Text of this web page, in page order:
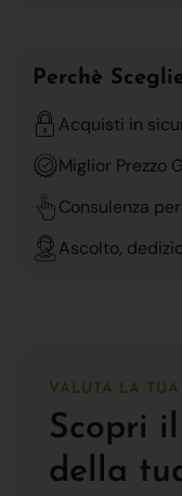
Perchè
Acquisti in
Miglior Prezzo
Consulenza
Ascolto,
VALUTA LA TUA
Scopri
della